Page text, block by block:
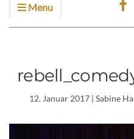
Menu
12. Januar 2017 | Sabine